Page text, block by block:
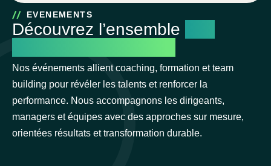
EVENEMENTS
Découvrez l’ensemble
Nos événements allient coaching, formation et team
building pour révéler les talents et renforcer la
performance. Nous accompagnons les dirigeants,
managers et équipes avec des approches sur mesure,
orientées résultats et transformation durable.